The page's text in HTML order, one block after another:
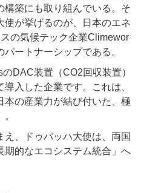
構築にも取り組んでいる。そ
が挙げるのが、日本のエネ
の気候テック企業Climewor
ートナーシップである。
DAC装置（CO2回収装置）
入した企業です。これは、
本の産業力が結び付いた、極
、ドゥバッハ大使は、両国
期的なエコシステム統合」へ